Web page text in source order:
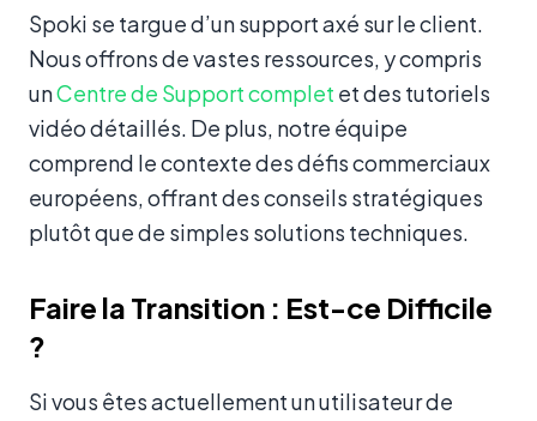
Spoki se targue d’un support axé sur le client.
Nous offrons de vastes ressources, y compris
unCentre de Support complet et des tutoriels
vidéo détaillés. De plus, notre équipe
comprend le contexte des défis commerciaux
européens, offrant des conseils stratégiques
plutôt que de simples solutions techniques.
Faire la Transition : Est-ce Difficile
?
Si vous êtes actuellement un utilisateur de